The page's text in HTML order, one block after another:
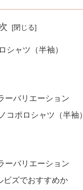
ャツ（半袖）
ーバリエーション
ポロシャツ（半袖）
ーバリエーション
ビズでおすすめか